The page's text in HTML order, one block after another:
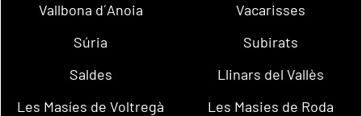
Vallbona d´Anoia
Vacarisses
Súria
Subirats
Saldes
Llinars del Vallès
Les Masíes de Voltregà
Les Masies de Roda